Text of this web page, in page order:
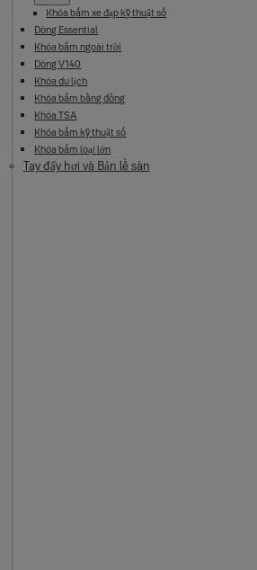
Khóa bấm xe đạp kỹ thuật số
Dòng Essential
Khóa bấm ngoài trời
Dòng V140
Khóa du lịch
Khóa bấm bằng đồng
Khóa TSA
Khóa bấm kỹ thuật số
Khóa bấm loại lớn
Tay đẩy hơi và Bản lề sàn